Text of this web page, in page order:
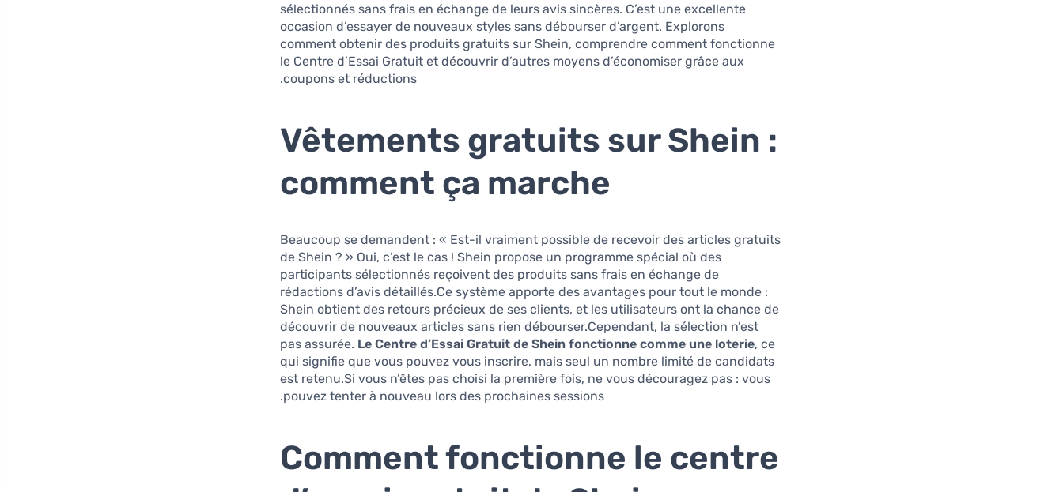
sélectionnés sans frais en échange de leurs avis sincères. C’est une excellente
occasion d’essayer de nouveaux styles sans débourser d’argent. Explorons
comment obtenir des produits gratuits sur Shein, comprendre comment fonctionne
le Centre d’Essai Gratuit et découvrir d’autres moyens d’économiser grâce aux
coupons et réductions.
Vêtements gratuits sur Shein :
comment ça marche
Beaucoup se demandent : « Est-il vraiment possible de recevoir des articles gratuits
de Shein ? » Oui, c’est le cas ! Shein propose un programme spécial où des
participants sélectionnés reçoivent des produits sans frais en échange de
rédactions d’avis détaillés.Ce système apporte des avantages pour tout le monde :
Shein obtient des retours précieux de ses clients, et les utilisateurs ont la chance de
découvrir de nouveaux articles sans rien débourser.Cependant, la sélection n’est
pas assurée. Le Centre d’Essai Gratuit de Shein fonctionne comme une loterie, ce
qui signifie que vous pouvez vous inscrire, mais seul un nombre limité de candidats
est retenu.Si vous n’êtes pas choisi la première fois, ne vous découragez pas : vous
pouvez tenter à nouveau lors des prochaines sessions.
Comment fonctionne le centre